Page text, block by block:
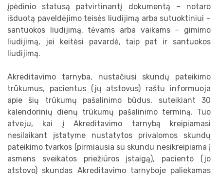
įpėdinio statusą patvirtinantį dokumentą – notaro
išduotą paveldėjimo teisės liudijimą arba sutuoktiniui –
santuokos liudijimą, tėvams arba vaikams – gimimo
liudijimą, jei keitėsi pavardė, taip pat ir santuokos
liudijimą.
Akreditavimo tarnyba, nustačiusi skundų pateikimo
trūkumus, pacientus (jų atstovus) raštu informuoja
apie šių trūkumų pašalinimo būdus, suteikiant 30
kalendorinių dienų trūkumų pašalinimo terminą. Tuo
atveju, kai į Akreditavimo tarnybą kreipiamasi
nesilaikant įstatyme nustatytos privalomos skundų
pateikimo tvarkos (pirmiausia su skundu nesikreipiama į
asmens sveikatos priežiūros įstaigą), paciento (jo
atstovo) skundas Akreditavimo tarnyboje paliekamas